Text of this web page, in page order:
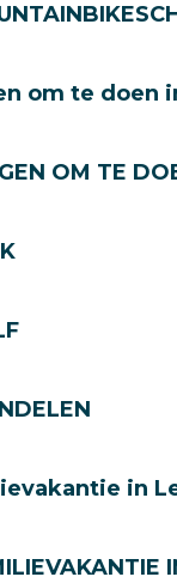
om te doen
OM TE
in
serie,
van de